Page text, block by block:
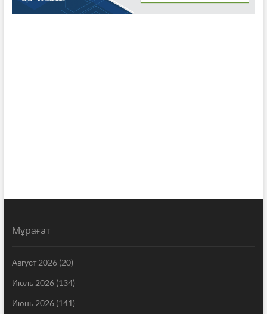
Мұрағат
Август 2026(20)
Июль 2026(134)
Июнь 2026(141)